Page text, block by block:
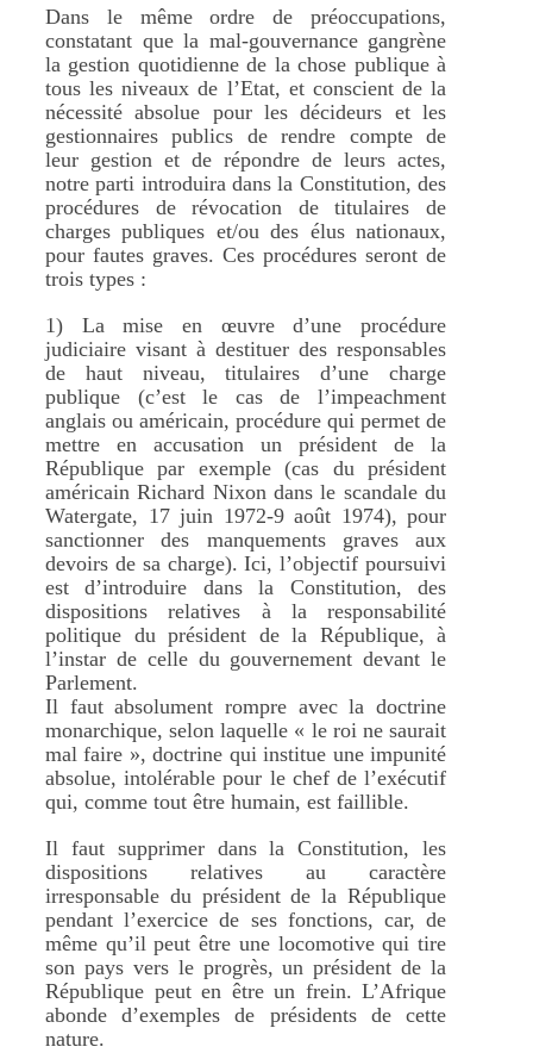
Dans le même ordre de préoccupations,
constatant que la mal-gouvernance gangrène
la gestion quotidienne de la chose publique à
tous les niveaux de l’Etat, et conscient de la
nécessité absolue pour les décideurs et les
gestionnaires publics de rendre compte de
leur gestion et de répondre de leurs actes,
notre parti introduira dans la Constitution, des
procédures de révocation de titulaires de
charges publiques et/ou des élus nationaux,
pour fautes graves. Ces procédures seront de
trois types :
1) La mise en œuvre d’une procédure
judiciaire visant à destituer des responsables
de haut niveau, titulaires d’une charge
publique (c’est le cas de l’impeachment
anglais ou américain, procédure qui permet de
mettre en accusation un président de la
République par exemple (cas du président
américain Richard Nixon dans le scandale du
Watergate, 17 juin 1972-9 août 1974), pour
sanctionner des manquements graves aux
devoirs de sa charge). Ici, l’objectif poursuivi
est d’introduire dans la Constitution, des
dispositions relatives à la responsabilité
politique du président de la République, à
l’instar de celle du gouvernement devant le
Parlement.
Il faut absolument rompre avec la doctrine
monarchique, selon laquelle « le roi ne saurait
mal faire », doctrine qui institue une impunité
absolue, intolérable pour le chef de l’exécutif
qui, comme tout être humain, est faillible.
Il faut supprimer dans la Constitution, les
dispositions relatives au caractère
irresponsable du président de la République
pendant l’exercice de ses fonctions, car, de
même qu’il peut être une locomotive qui tire
son pays vers le progrès, un président de la
République peut en être un frein. L’Afrique
abonde d’exemples de présidents de cette
nature.